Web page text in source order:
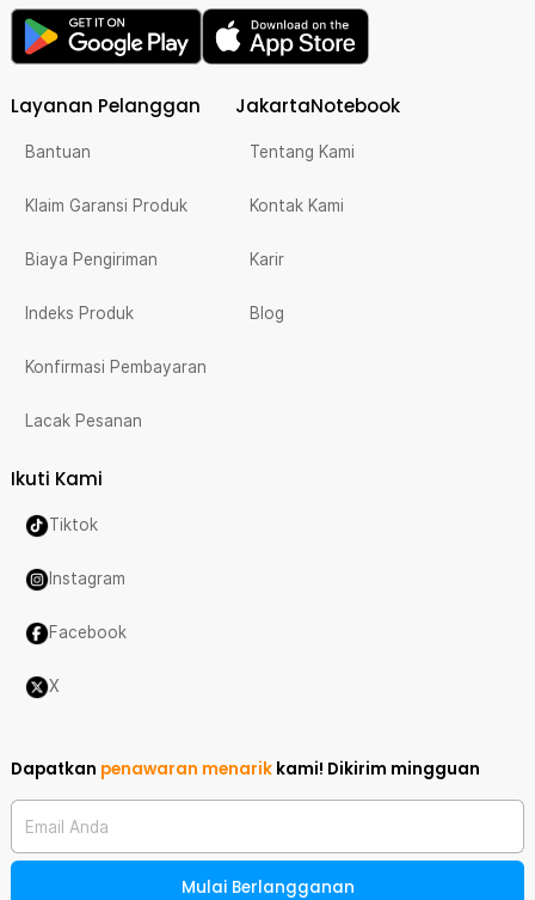
Layanan Pelanggan
Bantuan
Klaim Garansi Produk
Biaya Pengiriman
Indeks Produk
Konfirmasi Pembayaran
Lacak Pesanan
JakartaNotebook
Tentang Kami
Kontak Kami
Karir
Blog
Ikuti Kami
Tiktok
Instagram
Facebook
X
Dapatkan penawaran menarik kami! Dikirim mingguan
Email Anda
Mulai Berlangganan